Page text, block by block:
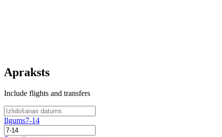
Apraksts
Include flights and transfers
Ilgums7-14